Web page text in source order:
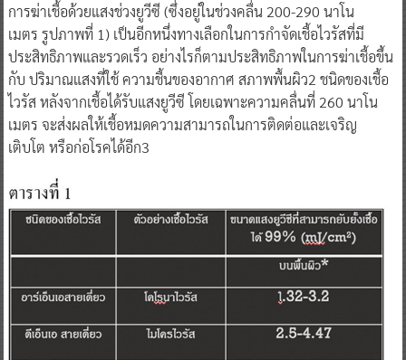
การฆ่าเชื้อด้วยแสงช่วงยูวีซี (ซึ่งอยู่ในช่วงคลื่น 200-290 นาโน
เมตร รูปภาพที่ 1) เป็นอีกหนึ่งทางเลือกในการกำจัดเชื้อไวรัสที่มี
ประสิทธิภาพและรวดเร็ว อย่างไรก็ตามประสิทธิภาพในการฆ่าเชื้อขึ้น
กับ ปริมาณแสงที่ใช้ ความชื้นของอากาศ สภาพพื้นผิว2 ชนิดของเชื้อ
ไวรัส หลังจากเชื้อได้รับแสงยูวีซี โดยเฉพาะความคลื่นที่ 260 นาโน
เมตร จะส่งผลให้เชื้อหมดความสามารถในการติดต่อและเจริญ
เติบโต หรือก่อโรคได้อีก3